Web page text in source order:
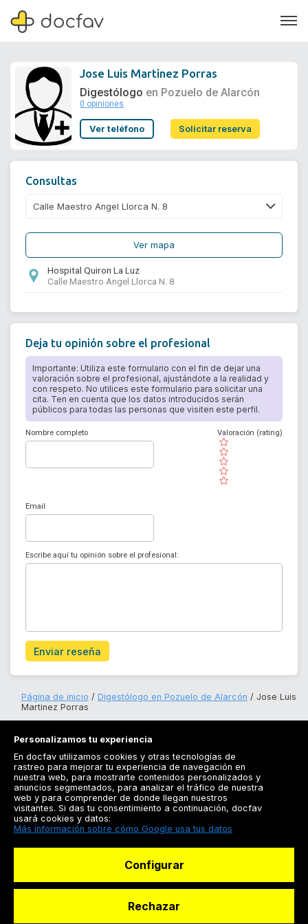
Soporte
Jose Luis Martinez Porras
Digestólogo en Pozuelo de Alarcón
0 opiniones
Ver teléfono Solicitar reserva
Consultas
Ver mapa
Hospital Quiron La Luz
Calle Maestro Angel Llorca N. 8
Deja tu opinión sobre el profesional
Importante: Utiliza este formulario con el fin de dejar una
valoración sobre el profesional, ajustándote a la realidad y
con respeto. No utilices este formulario para solicitar una
cita. Ten en cuenta que los datos introducidos serán
públicos para todas las personas que visiten este perfil.
Nombre completo
( )
( )
( )
( )
( )
Valoración (rating)
Email
Escribe aquí tu opinión sobre el profesional:
Enviar reseña
Página de inicio Digestólogo en Pozuelo de Alarcón
Jose Luis
Martinez Porras
Registrarse
Docfav
Personalizamos tu experiencia
En docfav utilizamos cookies y otras tecnologías de
rastreo para mejorar tu experiencia de navegación en
nuestra web, para mostrarte contenidos personalizados y
anuncios segmentados, para analizar el tráfico de nuestra
web y para comprender de donde llegan nuestros
visitantes. Si das tu consentimiento a continuación, docfav
usará cookies y datos:
Más información sobre cómo Google usa tus datos
Configurar
Rechazar